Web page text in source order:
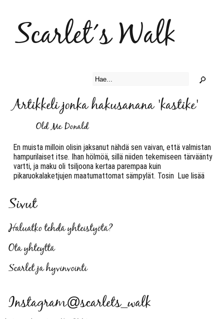
Scarlet´s Walk
Artikkeli jonka hakusanana 'kastike'
Old Mc Donald
En muista milloin olisin jaksanut nähdä sen vaivan, että valmistan
hampurilaiset itse. Ihan hölmöä, sillä niiden tekemiseen tärväänty
vartti, ja maku oli tsiljoona kertaa parempaa kuin
pikaruokalaketjujen maatumattomat sämpylät. Tosin Lue lisää
Sivut
Haluatko tehdä yhteistyötä?
Ota yhteyttä
Scarlet ja hyvinvointi
Instagram@scarlets_walk